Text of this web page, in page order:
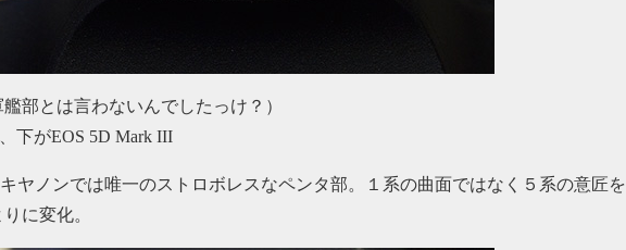
部とは言わないんでしたっけ？）
下がEOS 5D Mark III
ヤノンでは唯一のストロボレスなペンタ部。１系の曲面ではなく５系の意匠を
に変化。